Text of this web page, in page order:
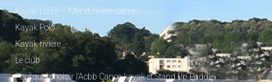
Kayak Loisir – Mer et rivière calme
Kayak Polo
Kayak rivière
Le club
Pourquoi choisir l’Acbb Canoe-kayak et Stand Up Paddle